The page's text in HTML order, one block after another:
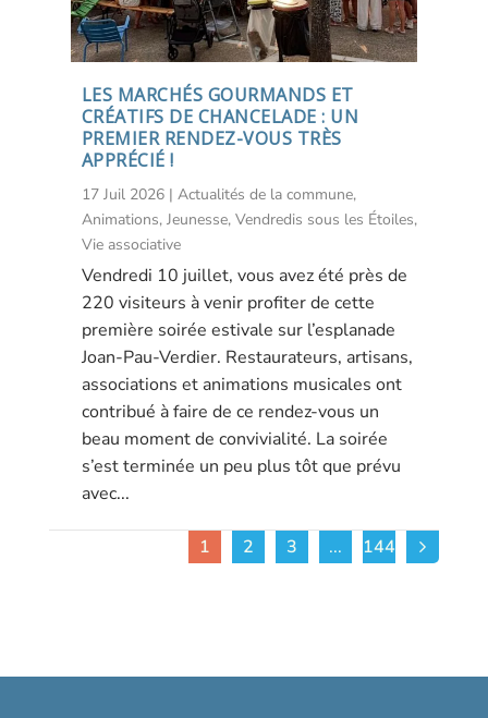
LES MARCHÉS GOURMANDS ET
CRÉATIFS DE CHANCELADE : UN
PREMIER RENDEZ-VOUS TRÈS
APPRÉCIÉ !
17 Juil 2026| Actualités de la commune,
Animations, Jeunesse, Vendredis sous les Étoiles,
Vie associative
Vendredi 10 juillet, vous avez été près de
220 visiteurs à venir profiter de cette
première soirée estivale sur l’esplanade
Joan-Pau-Verdier. Restaurateurs, artisans,
associations et animations musicales ont
contribué à faire de ce rendez-vous un
beau moment de convivialité. La soirée
s’est terminée un peu plus tôt que prévu
avec...
1 2 3 ... 144